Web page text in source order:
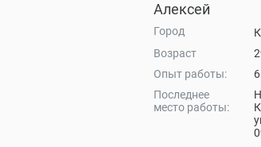
Алексей
Город
Возраст
Опыт работы:
Последнее
место работы: